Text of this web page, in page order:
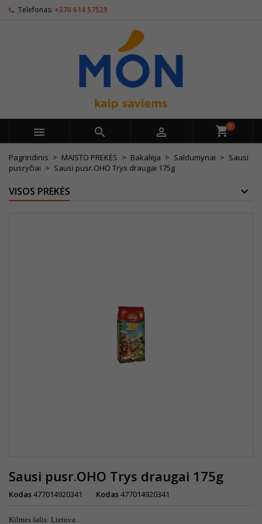
Telefonas: +370 614 57529
   0
Pagrindinis MAISTO PREKĖS Bakalėja Saldumynai
Sausi
pusryčiai
Sausi pusr.OHO Trys draugai 175g
VISOS PREKĖS
Sausi pusr.OHO Trys draugai 175g
Kodas477014920341 Kodas477014920341
Kilmės šalis: Lietuva